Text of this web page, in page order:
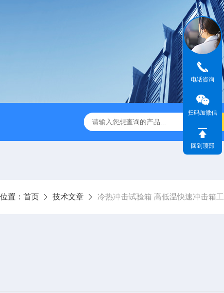
入式高温老化房 立式恒温恒湿试验箱 订制高温老化试
置： 首页 技术文章 冷热冲击试验箱 高低温快速冲击箱
电话咨询
扫码加微信
回到顶部